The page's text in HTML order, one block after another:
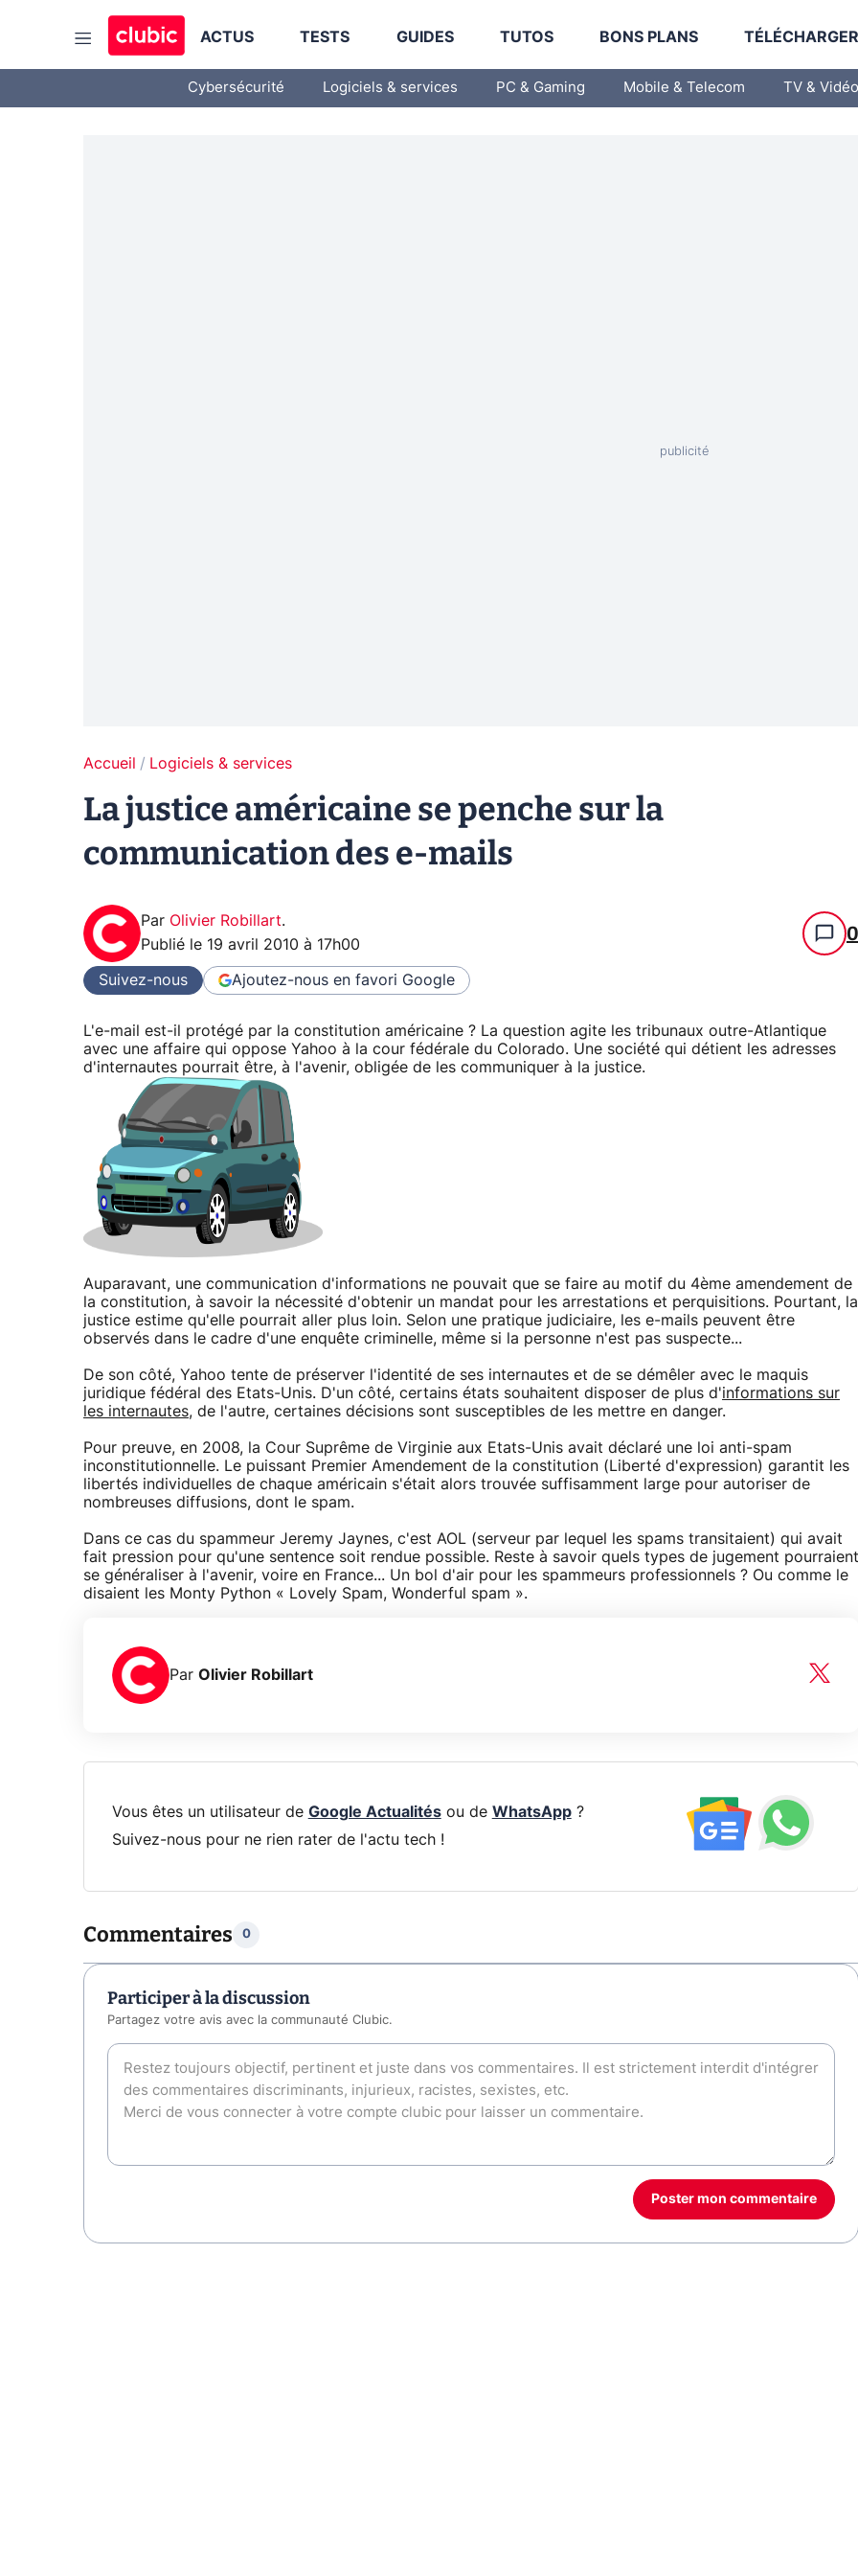
ACTUS TESTS GUIDES TUTOS BONS PLANS
Cybersécurité Logiciels & services PC & Gaming Mobile & Telecom TV & Vidéo
Accueil Logiciels & services
La justice américaine se penche sur la
communication des e-mails
Par Olivier Robillart.
Publié le 19 avril 2010 à 17h00 0
Suivez-nous Ajoutez-nous en favori Google
L'e-mail est-il protégé par la constitution américaine ? La question agite les tribunaux outre-Atlantique
avec une affaire qui oppose Yahoo à la cour fédérale du Colorado. Une société qui détient les adresses
d'internautes pourrait être, à l'avenir, obligée de les communiquer à la justice.
Auparavant, une communication d'informations ne pouvait que se faire au motif du 4ème amendement de
la constitution, à savoir la nécessité d'obtenir un mandat pour les arrestations et perquisitions. Pourtant, la
justice estime qu'elle pourrait aller plus loin. Selon une pratique judiciaire, les e-mails peuvent être
observés dans le cadre d'une enquête criminelle, même si la personne n'est pas suspecte...
De son côté, Yahoo tente de préserver l'identité de ses internautes et de se démêler avec le maquis
juridique fédéral des Etats-Unis. D'un côté, certains états souhaitent disposer de plus d'informations sur
les internautes, de l'autre, certaines décisions sont susceptibles de les mettre en danger.
Pour preuve, en 2008, la Cour Suprême de Virginie aux Etats-Unis avait déclaré une loi anti-spam
inconstitutionnelle. Le puissant Premier Amendement de la constitution (Liberté d'expression) garantit les
libertés individuelles de chaque américain s'était alors trouvée suffisamment large pour autoriser de
nombreuses diffusions, dont le spam.
Dans ce cas du spammeur Jeremy Jaynes, c'est AOL (serveur par lequel les spams transitaient) qui avait
fait pression pour qu'une sentence soit rendue possible. Reste à savoir quels types de jugement pourraient
se généraliser à l'avenir, voire en France... Un bol d'air pour les spammeurs professionnels ? Ou comme le
disaient les Monty Python « Lovely Spam, Wonderful spam ».
Par Olivier Robillart
Vous êtes un utilisateur de Google Actualitésou de WhatsApp?
Suivez-nous pour ne rien rater de l'actu tech !
Commentaires 0
Participer à la discussion
Partagez votre avis avec la communauté Clubic.
Poster mon commentaire